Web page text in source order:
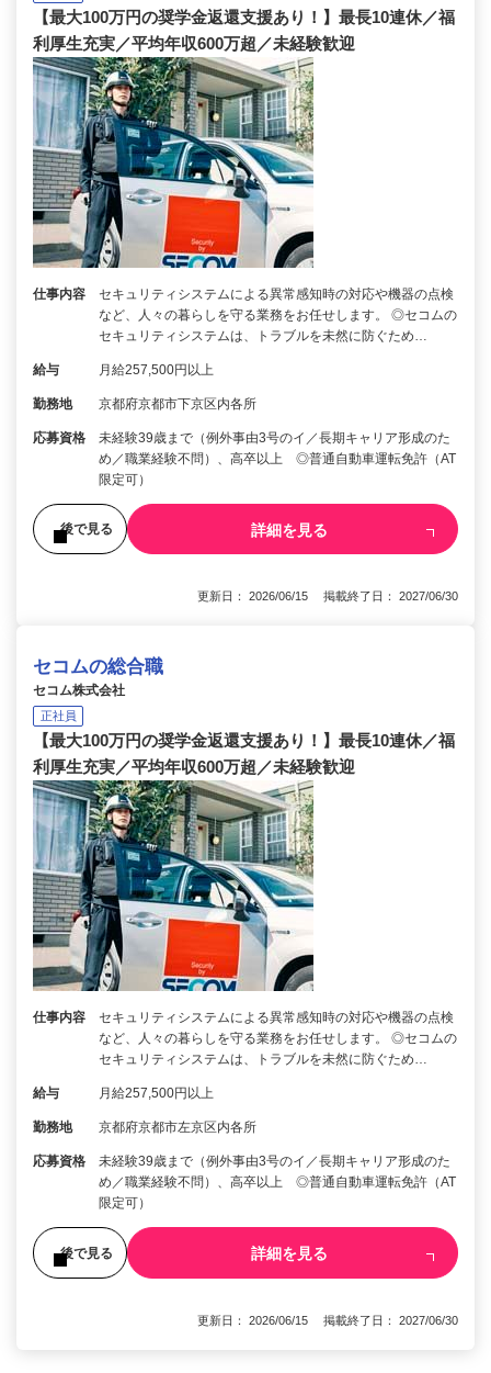
【最大100万円の奨学金返還支援あり！】最長10連休／福
利厚生充実／平均年収600万超／未経験歓迎
仕事内容
セキュリティシステムによる異常感知時の対応や機器の点検
など、人々の暮らしを守る業務をお任せします。 ◎セコムの
セキュリティシステムは、トラブルを未然に防ぐため…
給与 月給257,500円以上
勤務地 京都府京都市下京区内各所
応募資格
未経験39歳まで（例外事由3号のイ／長期キャリア形成のた
め／職業経験不問）、高卒以上 ◎普通自動車運転免許（AT
限定可）
後で見る 詳細を見る
更新日： 2026/06/15 掲載終了日： 2027/06/30
セコムの総合職
セコム株式会社
正社員
【最大100万円の奨学金返還支援あり！】最長10連休／福
利厚生充実／平均年収600万超／未経験歓迎
仕事内容
セキュリティシステムによる異常感知時の対応や機器の点検
など、人々の暮らしを守る業務をお任せします。 ◎セコムの
セキュリティシステムは、トラブルを未然に防ぐため…
給与 月給257,500円以上
勤務地 京都府京都市左京区内各所
応募資格
未経験39歳まで（例外事由3号のイ／長期キャリア形成のた
め／職業経験不問）、高卒以上 ◎普通自動車運転免許（AT
限定可）
後で見る 詳細を見る
更新日： 2026/06/15 掲載終了日： 2027/06/30